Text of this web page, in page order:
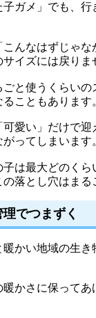
ガメ」でも、
んなはずじゃな
イズには戻りま
と使うくらいの
こともあります
愛い」だけで迎
ってしまいます
は最大どのくら
落とし穴はまる
でつまずく
暖かい地域の生
かさに保ってあ